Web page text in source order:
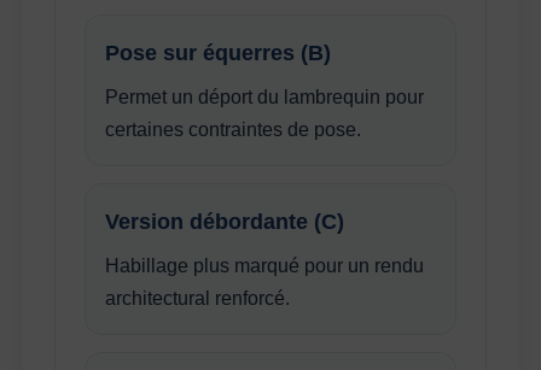
Pose sur équerres (B)
Permet un déport du lambrequin pour
certaines contraintes de pose.
Version débordante (C)
Habillage plus marqué pour un rendu
architectural renforcé.